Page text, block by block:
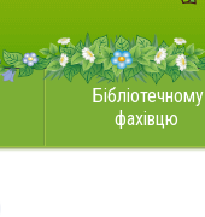
Бібліотечному
фахівцю